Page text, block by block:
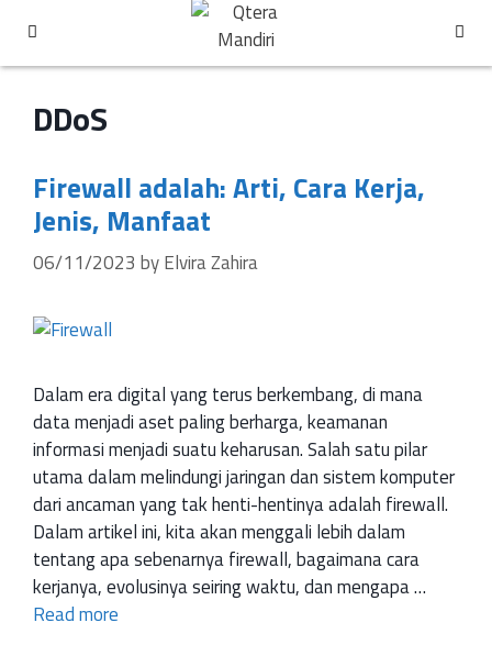
DDoS
Firewall adalah: Arti, Cara Kerja,
Jenis, Manfaat
06/11/2023 byElvira Zahira
Dalam era digital yang terus berkembang, di mana
data menjadi aset paling berharga, keamanan
informasi menjadi suatu keharusan. Salah satu pilar
utama dalam melindungi jaringan dan sistem komputer
dari ancaman yang tak henti-hentinya adalah firewall.
Dalam artikel ini, kita akan menggali lebih dalam
tentang apa sebenarnya firewall, bagaimana cara
kerjanya, evolusinya seiring waktu, dan mengapa …
Read more